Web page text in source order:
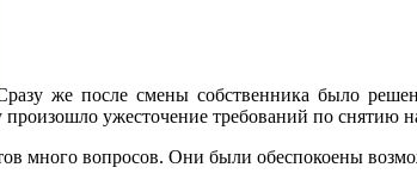
же после смены собственника было
ужесточение требований по снятию
много вопросов. Они были обеспокоены